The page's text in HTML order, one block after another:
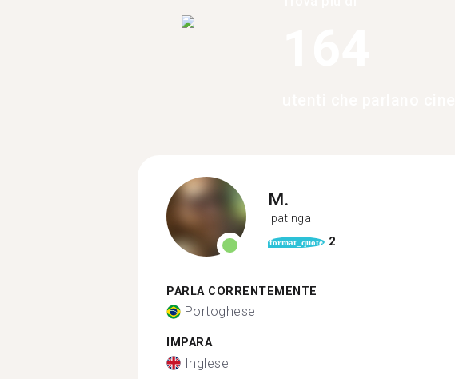
M.
Ipatinga
format_quote 2
PARLA CORRENTEMENTE
Portoghese
IMPARA
Inglese